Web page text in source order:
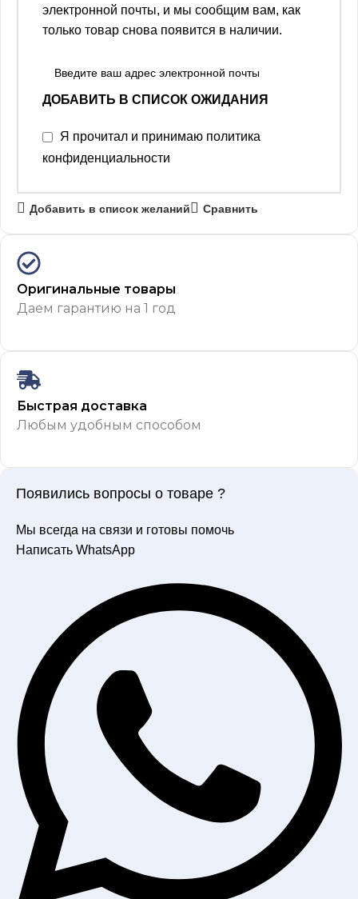
электронной почты, и мы сообщим вам, как
только товар снова появится в наличии.
ДОБАВИТЬ В СПИСОК ОЖИДАНИЯ
Я прочитал и принимаю политика
конфиденциальности
Добавить в список желаний Сравнить
Оригинальные товары
Даем гарантию на 1 год
Быстрая доставка
Любым удобным способом
Появились вопросы о товаре ?
Мы всегда на связи и готовы помочь
Написать WhatsApp